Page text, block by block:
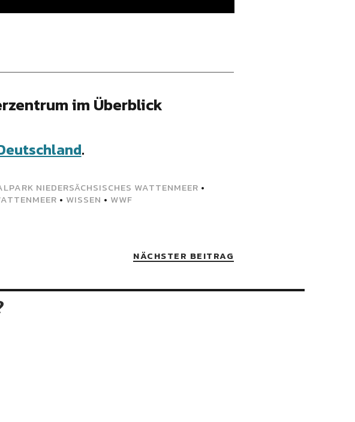
im Überblick
.
NIEDERSÄCHSISCHES WATTENMEER •
• WISSEN • WWF
NÄCHSTER BEITRAG